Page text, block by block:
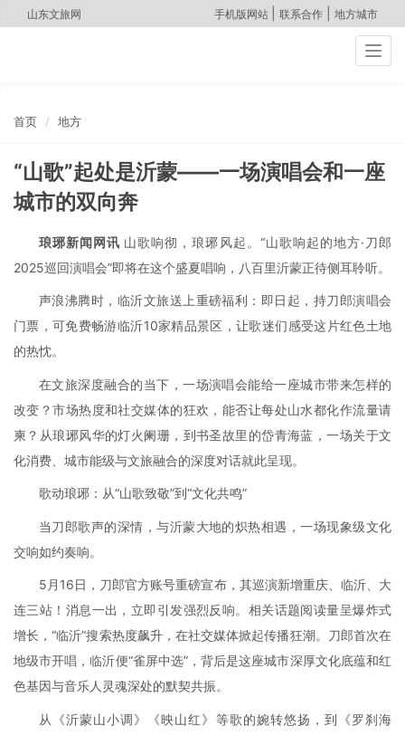
山东文旅网 手机版网站 联系合作 地方城市
首页 地方
“山歌”起处是沂蒙——一场演唱会和一座
城市的双向奔
琅琊新闻网讯 山歌响彻，琅琊风起。“山歌响起的地方·刀郎
2025巡回演唱会”即将在这个盛夏唱响，八百里沂蒙正待侧耳聆听。
声浪沸腾时，临沂文旅送上重磅福利：即日起，持刀郎演唱会
门票，可免费畅游临沂10家精品景区，让歌迷们感受这片红色土地
的热忱。
在文旅深度融合的当下，一场演唱会能给一座城市带来怎样的
改变？市场热度和社交媒体的狂欢，能否让每处山水都化作流量请
柬？从琅琊风华的灯火阑珊，到书圣故里的岱青海蓝，一场关于文
化消费、城市能级与文旅融合的深度对话就此呈现。
歌动琅琊：从“山歌致敬”到“文化共鸣”
当刀郎歌声的深情，与沂蒙大地的炽热相遇，一场现象级文化
交响如约奏响。
5月16日，刀郎官方账号重磅宣布，其巡演新增重庆、临沂、大
连三站！消息一出，立即引发强烈反响。相关话题阅读量呈爆炸式
增长，“临沂”搜索热度飙升，在社交媒体掀起传播狂潮。刀郎首次在
地级市开唱，临沂便“雀屏中选”，背后是这座城市深厚文化底蕴和红
色基因与音乐人灵魂深处的默契共振。
从《沂蒙山小调》《映山红》等歌的婉转悠扬，到《罗刹海